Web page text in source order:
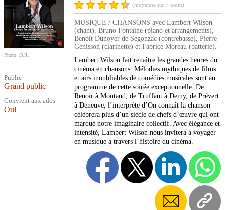
Photo: D.R.
Public
Grand public
Convient aux ados
Oui
(moyenne sur 7 notes)
MUSIQUE / CHANSONS avec Lambert Wilson
(chant), Bruno Fontaine (piano et arrangements),
Benoit Dunoyer de Segonzac (contrebasse), Pierre
Genisson (clarinette) et Fabrice Moreau (batterie).
Lambert Wilson fait renaître les grandes heures du
cinéma en chansons. Mélodies mythiques de films
et airs inoubliables de comédies musicales sont au
programme de cette soirée exceptionnelle. De
Renoir à Montand, de Truffaut à Demy, de Prévert
à Deneuve, l’interprète d’On connaît la chanson
célèbrera plus d’un siècle de chefs d’œuvre qui ont
marqué notre imaginaire collectif. Avec élégance et
intensité, Lambert Wilson nous invitera à voyager
en musique à travers l’histoire du cinéma.